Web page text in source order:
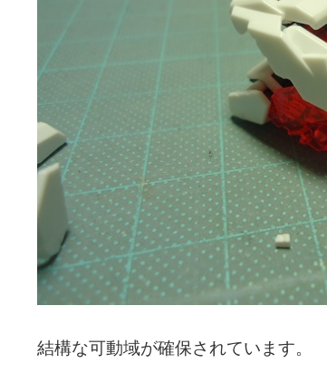
結構な可動域が確保されています。